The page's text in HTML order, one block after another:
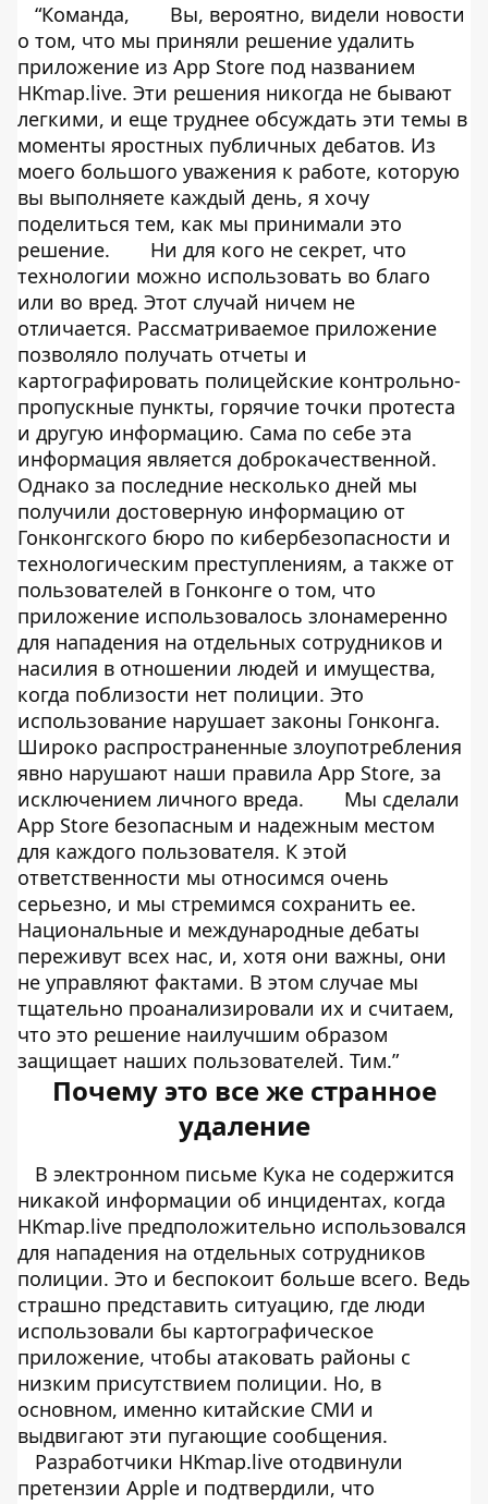
“Команда,
Вы, вероятно, видели новости
о том, что мы приняли решение удалить
приложение из App Store под названием
HKmap.live. Эти решения никогда не бывают
легкими, и еще труднее обсуждать эти темы в
моменты яростных публичных дебатов. Из
моего большого уважения к работе, которую
вы выполняете каждый день, я хочу
поделиться тем, как мы принимали это
решение.
Ни для кого не секрет, что
технологии можно использовать во благо
или во вред. Этот случай ничем не
отличается. Рассматриваемое приложение
позволяло получать отчеты и
картографировать полицейские контрольно-
пропускные пункты, горячие точки протеста
и другую информацию. Сама по себе эта
информация является доброкачественной.
Однако за последние несколько дней мы
получили достоверную информацию от
Гонконгского бюро по кибербезопасности и
технологическим преступлениям, а также от
пользователей в Гонконге о том, что
приложение использовалось злонамеренно
для нападения на отдельных сотрудников и
насилия в отношении людей и имущества,
когда поблизости нет полиции. Это
использование нарушает законы Гонконга.
Широко распространенные злоупотребления
явно нарушают наши правила App Store, за
исключением личного вреда.
Мы сделали
App Store безопасным и надежным местом
для каждого пользователя. К этой
ответственности мы относимся очень
серьезно, и мы стремимся сохранить ее.
Национальные и международные дебаты
переживут всех нас, и, хотя они важны, они
не управляют фактами. В этом случае мы
тщательно проанализировали их и считаем,
что это решение наилучшим образом
защищает наших пользователей. Тим.”
Почему это все же странное
удаление
В электронном письме Кука не содержится
никакой информации об инцидентах, когда
HKmap.live предположительно использовался
для нападения на отдельных сотрудников
полиции. Это и беспокоит больше всего. Ведь
страшно представить ситуацию, где люди
использовали бы картографическое
приложение, чтобы атаковать районы с
низким присутствием полиции. Но, в
основном, именно китайские СМИ и
выдвигают эти пугающие сообщения.
Разработчики HKmap.live отодвинули
претензии Apple и подтвердили, что